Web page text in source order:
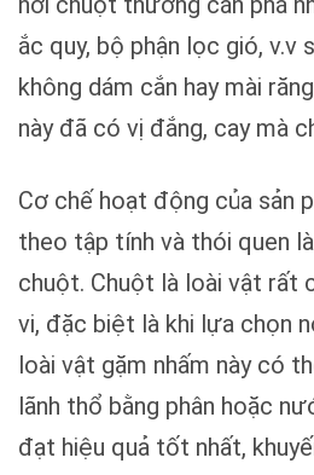
ắc quy, bộ phận lọc gió, v.v
không dám cắn hay mài
này đã có vị đắng, cay mà
Cơ chế hoạt động của sản
theo tập tính và thói quen
chuột. Chuột là loài vật rất
vi, đặc biệt là khi lựa chọn
loài vật gặm nhấm này có
lãnh thổ bằng phân hoặc
đạt hiệu quả tốt nhất,